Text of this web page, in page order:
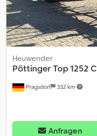
Pragsdorf 332 km
Heuwender
PöttingerTop 1252 C
Anfragen